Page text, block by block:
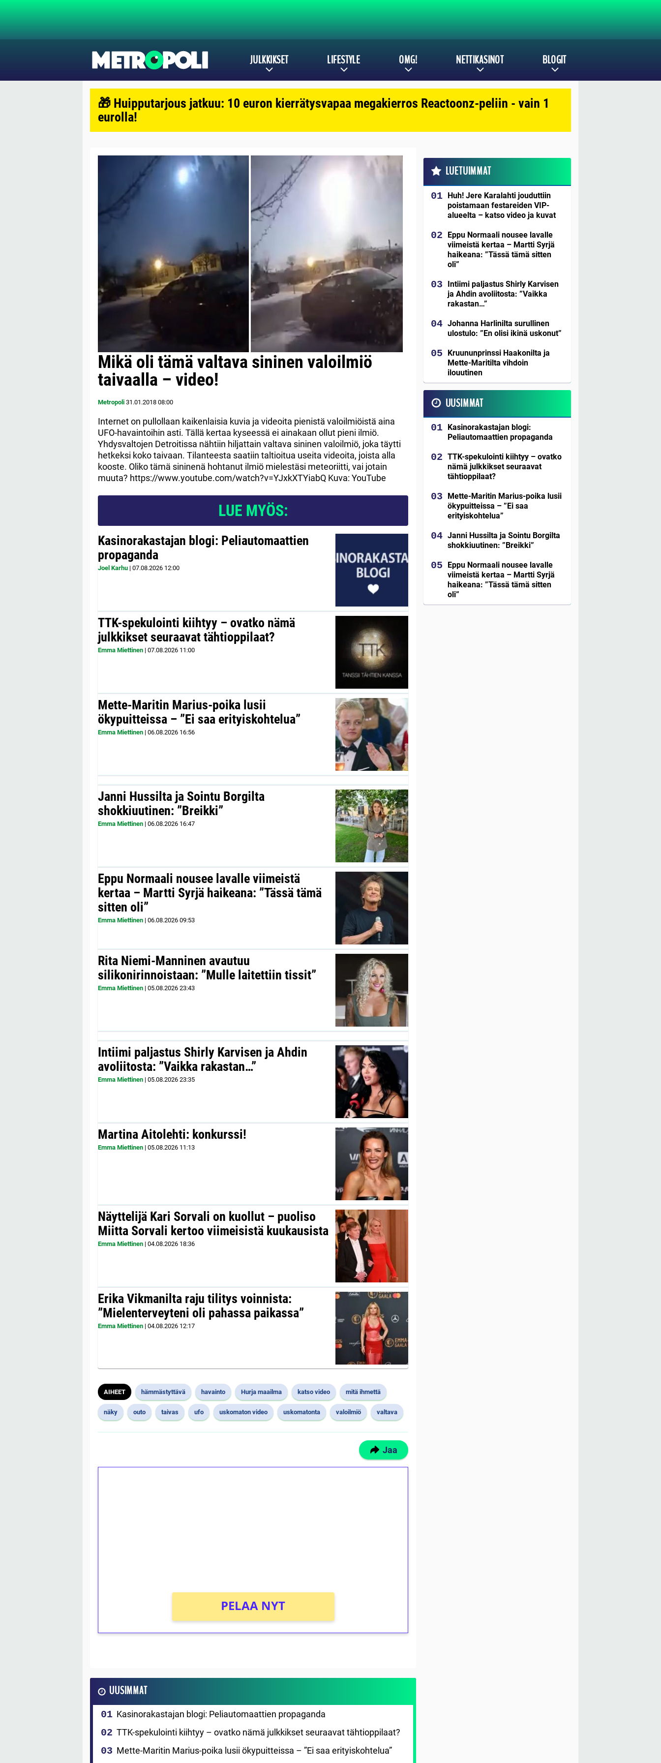
JULKKIKSET LIFESTYLE OMG! NETTIKASINOT BLOGIT
🎁 Huipputarjous jatkuu: 10 euron kierrätysvapaa megakierros Reactoonz-peliin - vain 1
eurolla!
Mikä oli tämä valtava sininen valoilmiö
taivaalla – video!
Metropoli 31.01.2018 08:00
Internet on pullollaan kaikenlaisia kuvia ja videoita pienistä valoilmiöistä aina
UFO-havaintoihin asti. Tällä kertaa kyseessä ei ainakaan ollut pieni ilmiö.
Yhdysvaltojen Detroitissa nähtiin hiljattain valtava sininen valoilmiö, joka täytti
hetkeksi koko taivaan. Tilanteesta saatiin taltioitua useita videoita, joista alla
kooste. Oliko tämä sininenä hohtanut ilmiö mielestäsi meteoriitti, vai jotain
muuta? https://www.youtube.com/watch?v=YJxkXTYiabQ Kuva: YouTube
LUE MYÖS:
Kasinorakastajan blogi: Peliautomaattien
propaganda
Joel Karhu | 07.08.2026 12:00
TTK-spekulointi kiihtyy – ovatko nämä
julkkikset seuraavat tähtioppilaat?
Emma Miettinen | 07.08.2026 11:00
Mette-Maritin Marius-poika lusii
ökypuitteissa – ”Ei saa erityiskohtelua”
Emma Miettinen | 06.08.2026 16:56
Janni Hussilta ja Sointu Borgilta
shokkiuutinen: ”Breikki”
Emma Miettinen | 06.08.2026 16:47
Eppu Normaali nousee lavalle viimeistä
kertaa – Martti Syrjä haikeana: ”Tässä tämä
sitten oli”
Emma Miettinen | 06.08.2026 09:53
Rita Niemi-Manninen avautuu
silikonirinnoistaan: ”Mulle laitettiin tissit”
Emma Miettinen | 05.08.2026 23:43
Intiimi paljastus Shirly Karvisen ja Ahdin
avoliitosta: ”Vaikka rakastan…”
Emma Miettinen | 05.08.2026 23:35
Martina Aitolehti: konkurssi!
Emma Miettinen | 05.08.2026 11:13
Näyttelijä Kari Sorvali on kuollut – puoliso
Miitta Sorvali kertoo viimeisistä kuukausista
Emma Miettinen | 04.08.2026 18:36
Erika Vikmanilta raju tilitys voinnista:
”Mielenterveyteni oli pahassa paikassa”
Emma Miettinen | 04.08.2026 12:17
AIHEET hämmästyttävä havainto Hurja maailma katso video mitä ihmettä
näky outo taivas ufo uskomaton video uskomatonta valoilmiö valtava
Jaa
PELAA NYT
UUSIMMAT
Kasinorakastajan blogi: Peliautomaattien propaganda
TTK-spekulointi kiihtyy – ovatko nämä julkkikset seuraavat tähtioppilaat?
Mette-Maritin Marius-poika lusii ökypuitteissa – ”Ei saa erityiskohtelua”
LUETUIMMAT
Huh! Jere Karalahti jouduttiin
poistamaan festareiden VIP-
alueelta – katso video ja kuvat
Eppu Normaali nousee lavalle
viimeistä kertaa – Martti Syrjä
haikeana: ”Tässä tämä sitten
oli”
Intiimi paljastus Shirly Karvisen
ja Ahdin avoliitosta: ”Vaikka
rakastan…”
Johanna Harlinilta surullinen
ulostulo: ”En olisi ikinä uskonut”
Kruununprinssi Haakonilta ja
Mette-Maritilta vihdoin
ilouutinen
UUSIMMAT
Kasinorakastajan blogi:
Peliautomaattien propaganda
TTK-spekulointi kiihtyy – ovatko
nämä julkkikset seuraavat
tähtioppilaat?
Mette-Maritin Marius-poika lusii
ökypuitteissa – ”Ei saa
erityiskohtelua”
Janni Hussilta ja Sointu Borgilta
shokkiuutinen: ”Breikki”
Eppu Normaali nousee lavalle
viimeistä kertaa – Martti Syrjä
haikeana: ”Tässä tämä sitten
oli”